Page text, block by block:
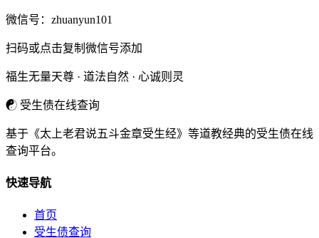
微信号： zhuanyun101
扫码或点击复制微信号添加
福生无量天尊 · 道法自然 · 心诚则灵
☯ 受生债在线查询
基于《太上老君说五斗金章受生经》等道教经典的受生债在线
查询平台。
快速导航
首页
受生债查询